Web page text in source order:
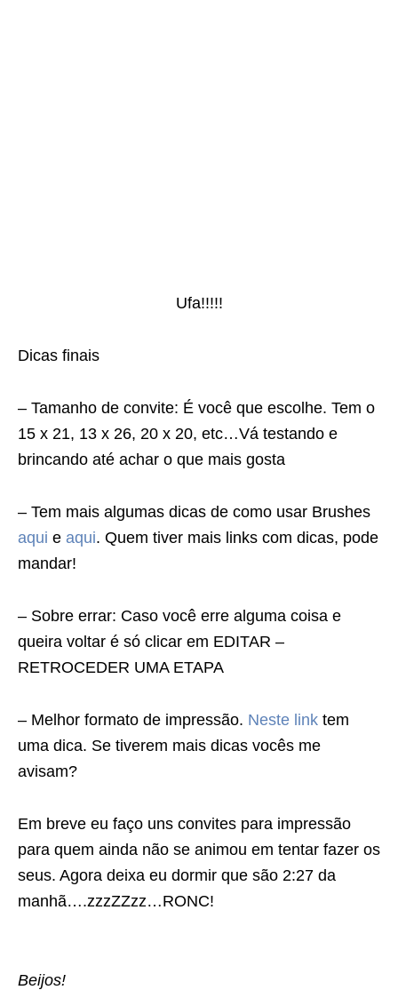
Ufa!!!!!
Dicas finais
– Tamanho de convite: É você que escolhe. Tem o
15 x 21, 13 x 26, 20 x 20, etc…Vá testando e
brincando até achar o que mais gosta
– Tem mais algumas dicas de como usar Brushes
aqui e aqui. Quem tiver mais links com dicas, pode
mandar!
– Sobre errar: Caso você erre alguma coisa e
queira voltar é só clicar em EDITAR –
RETROCEDER UMA ETAPA
– Melhor formato de impressão. Neste link tem
uma dica. Se tiverem mais dicas vocês me
avisam?
Em breve eu faço uns convites para impressão
para quem ainda não se animou em tentar fazer os
seus. Agora deixa eu dormir que são 2:27 da
manhã….zzzZZzz…RONC!
Beijos!